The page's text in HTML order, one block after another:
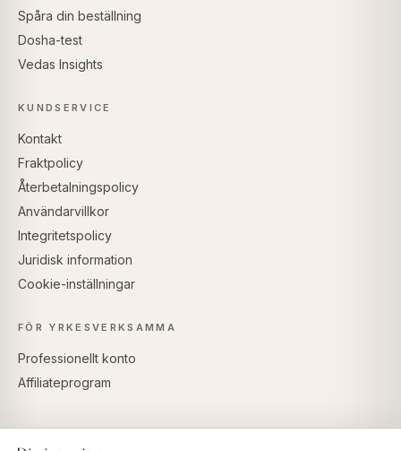
Spåra din beställning
Dosha-test
Vedas Insights
KUNDSERVICE
Kontakt
Fraktpolicy
Återbetalningspolicy
Användarvillkor
Integritetspolicy
Juridisk information
Cookie-inställningar
FÖR YRKESVERKSAMMA
Professionellt konto
Affiliateprogram